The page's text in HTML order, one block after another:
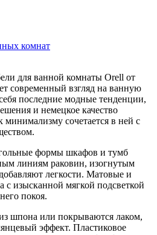
комнат
для ванной комнаты Orell от
современный взгляд на ванную
последние модные тенденции,
и немецкое качество
сочетается в ней с
формы шкафов и тумб
линиям раковин, изогнутым
легкости. Матовые и
с изысканной мягкой подсветкой
покоя.
шпона или покрываются лаком,
эффект. Пластиковое